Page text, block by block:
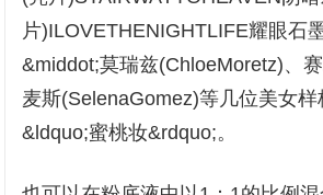
片)ILOVETHENIGHTLIFE耀眼石
&middot;莫瑞兹(ChloeMoretz)、
麦斯(SelenaGomez)等几位美女
&ldquo;蜜桃妆&rdquo;。